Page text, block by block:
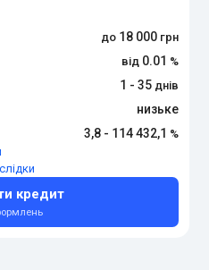
18 000
0.01
1 - 35
низьке
3,8 - 114 432,1
кредит